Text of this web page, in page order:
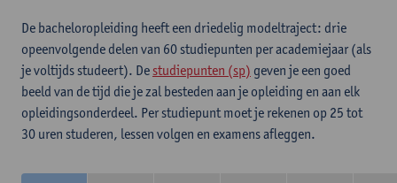
De bacheloropleiding heeft een driedelig modeltraject: drie
opeenvolgende delen van 60 studiepunten per academiejaar (als
je voltijds studeert). De studiepunten (sp) geven je een goed
beeld van de tijd die je zal besteden aan je opleiding en aan elk
opleidingsonderdeel. Per studiepunt moet je rekenen op 25 tot
30 uren studeren, lessen volgen en examens afleggen.